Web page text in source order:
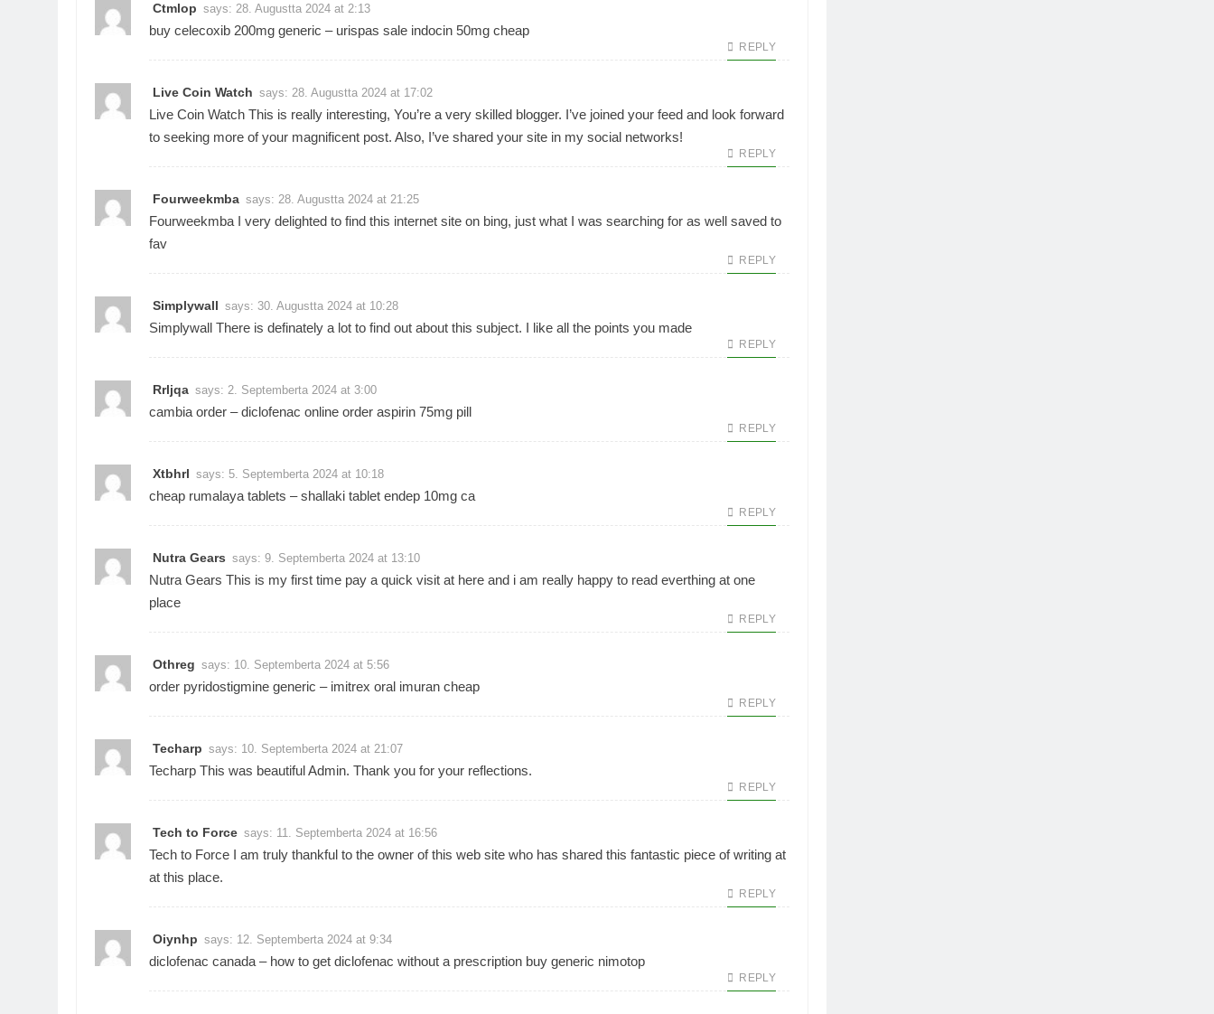
Ctmlop says: 28. Augustta 2024 at 2:13
buy celecoxib 200mg generic – urispas sale indocin 50mg cheap
REPLY
Live Coin Watch says: 28. Augustta 2024 at 17:02
Live Coin Watch This is really interesting, You’re a very skilled blogger. I’ve joined your feed and look forward
to seeking more of your magnificent post. Also, I’ve shared your site in my social networks!
REPLY
Fourweekmba says: 28. Augustta 2024 at 21:25
Fourweekmba I very delighted to find this internet site on bing, just what I was searching for as well saved to
fav
REPLY
Simplywall says: 30. Augustta 2024 at 10:28
Simplywall There is definately a lot to find out about this subject. I like all the points you made
REPLY
Rrljqa says: 2. Septemberta 2024 at 3:00
cambia order –diclofenac online order aspirin 75mg pill
REPLY
Xtbhrl says: 5. Septemberta 2024 at 10:18
cheap rumalaya tablets –shallaki tablet endep 10mg ca
REPLY
Nutra Gears says: 9. Septemberta 2024 at 13:10
Nutra Gears This is my first time pay a quick visit at here and i am really happy to read everthing at one
place
REPLY
Othreg says: 10. Septemberta 2024 at 5:56
order pyridostigmine generic – imitrex oral imuran cheap
REPLY
Techarp says: 10. Septemberta 2024 at 21:07
Techarp This was beautiful Admin. Thank you for your reflections.
REPLY
Tech to Force says: 11. Septemberta 2024 at 16:56
Tech to Force I am truly thankful to the owner of this web site who has shared this fantastic piece of writing at
at this place.
REPLY
Oiynhp says: 12. Septemberta 2024 at 9:34
diclofenac canada – how to get diclofenac without a prescription buy generic nimotop
REPLY